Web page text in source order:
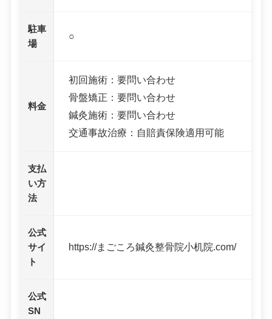
駐車
場
○
料金
初回施術：要問い合わせ
骨盤矯正：要問い合わせ
鍼灸施術：要問い合わせ
交通事故治療：自賠責保険適用可能
支払
い方
法
公式
サイ
ト
https://まごころ鍼灸整骨院小机院.com/
公式
SN